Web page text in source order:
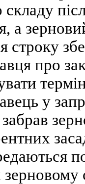
складу
а
строку
про
у